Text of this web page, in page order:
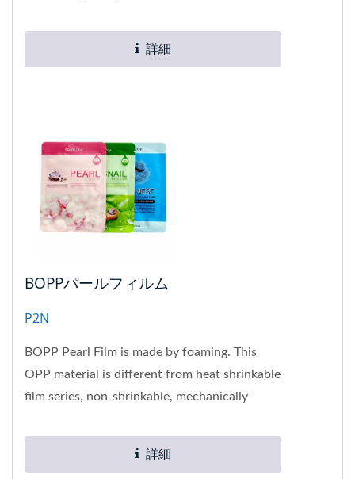
詳細
BOPPパールフィルム
P2N
BOPP Pearl Film is made by foaming. This
OPP material is different from heat shrinkable
film series, non-shrinkable, mechanically
詳細